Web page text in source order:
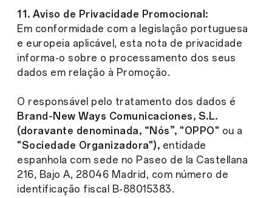
11. Aviso de Privacidade Promocional:
Em conformidade com a legislação portuguesa
e europeia aplicável, esta nota de privacidade
informa-o sobre o processamento dos seus
dados em relação à Promoção.
O responsável pelo tratamento dos dados é
Brand-New Ways Comunicaciones, S.L.
(doravante denominada, “Nós”, "OPPO" ou a
"Sociedade Organizadora"), entidade
espanhola com sede no Paseo de la Castellana
216, Bajo A, 28046 Madrid, com número de
identificação fiscal B-88015383.